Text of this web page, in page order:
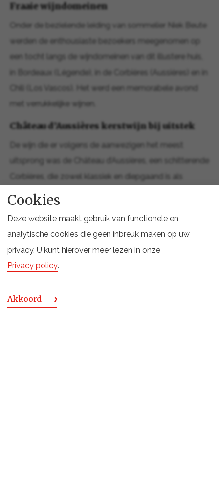
Fraaie wijndomeinen
Onder de bezielende leiding van sommelier Niek Beute
werden de enthousiaste bezoekers meegenomen op
een tocht langs de wijndomeinen van dit illustere huis,
in Bordeaux (Légende), in de Corbières (Aussières) en in
Chili (Los Vascos). Het werd een memorabele avond
met verrukkelijke wijnen.
Château d’Aussières kerstwijn bij uitstek
De wijn die er volgens de aanwezigen het meest
uitsprong was de Château d’Aussières, een schitterende
Corbières, die zowel klassiek en diepgaand is als
charmant en verfijnd. Hij werd in Beverwijk spontaan
uitgeroepen tot de absolute kerstwijn! Een conclusie
waar weinig aan toe te voegen is.
Cookies
Deze website maakt gebruik van functionele en
analytische cookies die geen inbreuk maken op uw
privacy. U kunt hierover meer lezen in onze
Privacy policy.
Akkoord